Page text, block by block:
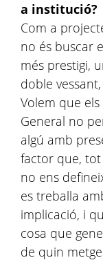
a institució?
Com a
no és buscar
més prestigi,
doble
Volem que
General no
algú amb
factor que,
no ens
es treballa
implicació, i
cosa que
de quin